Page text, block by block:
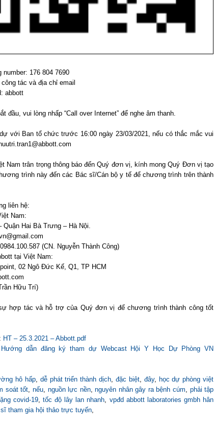
176 804 7690
tác và địa chỉ email
abbott
đầu, vui lòng nhấp “Call over Internet” để nghe âm thanh.
với Ban tổ chức trước 16:00 ngày 23/03/2021, nếu có thắc mắc vui
Nam trân trọng thông báo đến Quý đơn vị, kính mong Quý Đơn vị tạo
trình này đến các Bác sĩ/Cán bộ y tế để chương trình trên thành
liên hệ:
Nam:
Hai Bà Trưng – Hà Nội.
(CN. Nguyễn Thành Công)
tại Việt Nam:
02 Ngô Đức Kế, Q1, TP HCM
Hữu Trí)
hợp tác và hỗ trợ của Quý đơn vị để chương trình thành công tốt
HT – 25.3.2021 – Abbott.pdf
Hướng dẫn đăng ký tham dự Webcast Hội Y Học Dự Phòng VN
hô hấp, dễ phát triển thành dịch, đặc biệt, đây, học dự phòng việt
soát tốt, nếu, nguồn lực nền,nguyên nhân gây ra bệnh cúm, phải tập
covid-19, tốc độ lây lan nhanh, vpđd abbott laboratories gmbh hân
tham gia hội thảo trực tuyến,